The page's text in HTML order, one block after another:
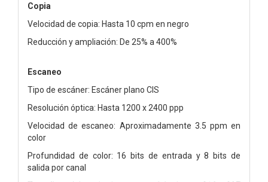
Copia
Velocidad de copia: Hasta 10 cpm en negro
Reducción y ampliación: De 25% a 400%
Escaneo
Tipo de escáner: Escáner plano CIS
Resolución óptica: Hasta 1200 x 2400 ppp
Velocidad de escaneo: Aproximadamente 3.5 ppm en
color
Profundidad de color: 16 bits de entrada y 8 bits de
salida por canal